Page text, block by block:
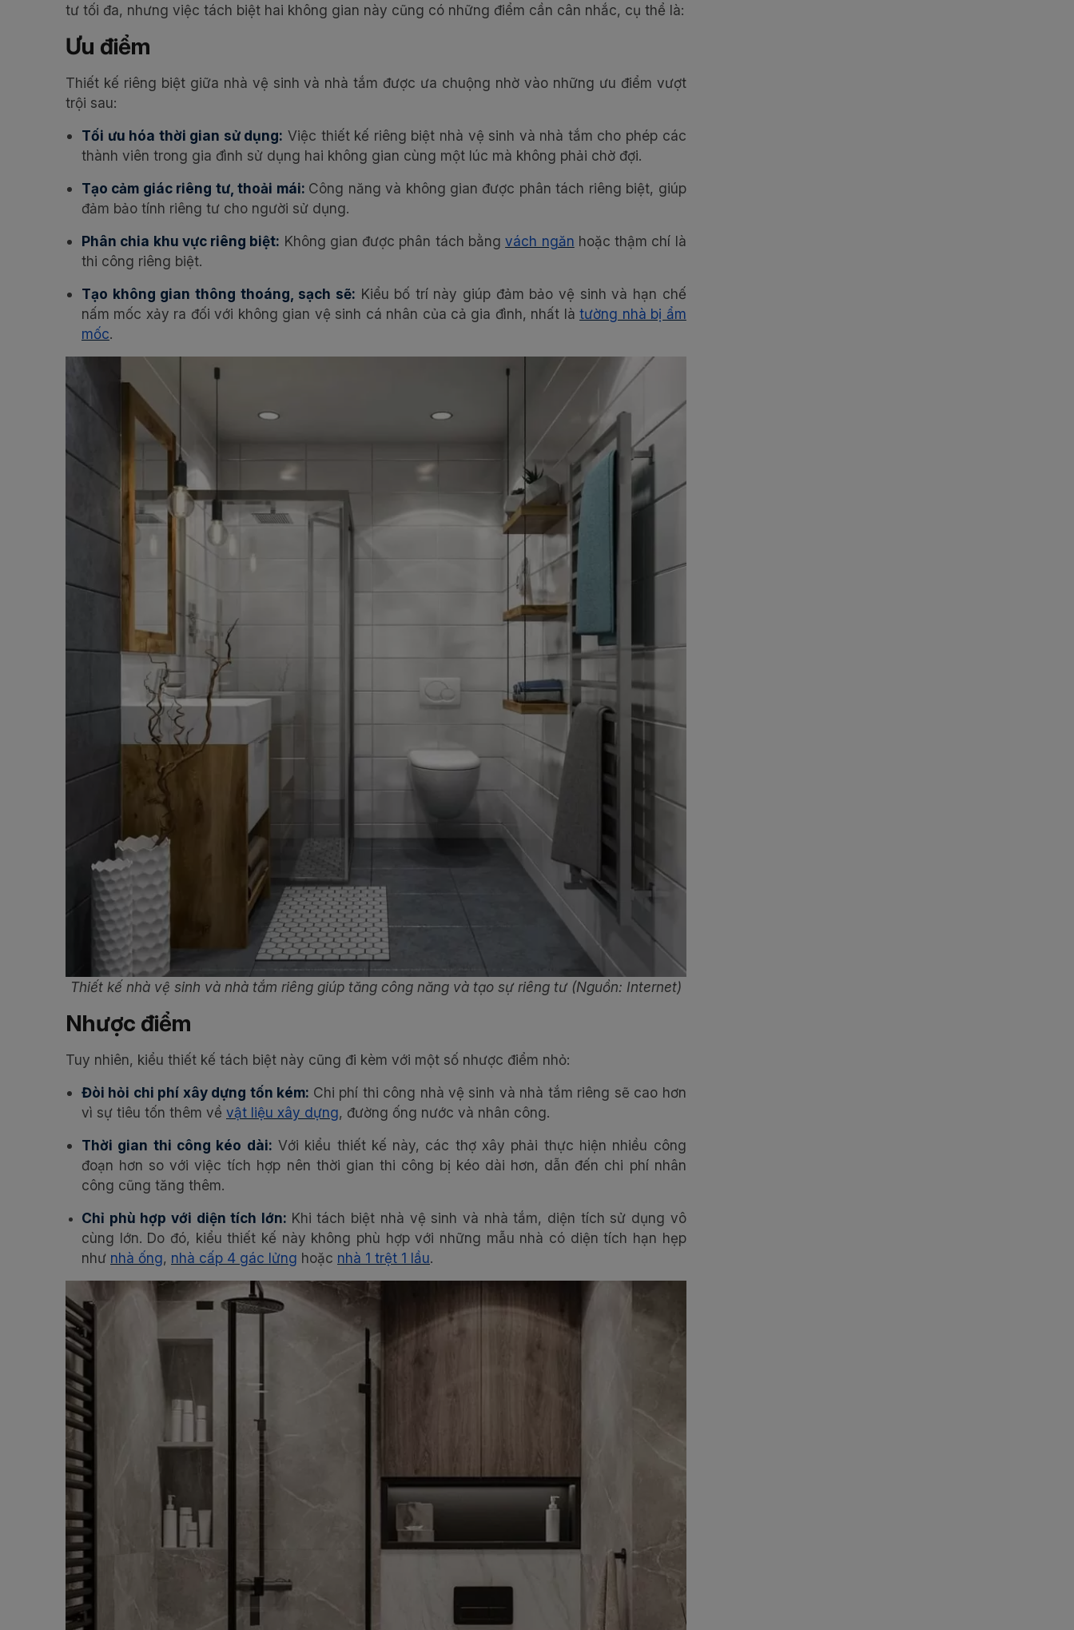
tư tối đa, nhưng việc tách biệt hai không gian này cũng có những điểm cần cân nhắc, cụ thể là:
Ưu điểm
Thiết kế riêng biệt giữa nhà vệ sinh và nhà tắm được ưa chuộng nhờ vào những ưu điểm vượt
trội sau:
Tối ưu hóa thời gian sử dụng: Việc thiết kế riêng biệt nhà vệ sinh và nhà tắm cho phép các
thành viên trong gia đình sử dụng hai không gian cùng một lúc mà không phải chờ đợi.
Tạo cảm giác riêng tư, thoải mái: Công năng và không gian được phân tách riêng biệt, giúp
đảm bảo tính riêng tư cho người sử dụng.
Phân chia khu vực riêng biệt: Không gian được phân tách bằngvách ngăn hoặc thậm chí là
thi công riêng biệt.
Tạo không gian thông thoáng, sạch sẽ: Kiểu bố trí này giúp đảm bảo vệ sinh và hạn chế
nấm mốc xảy ra đối với không gian vệ sinh cá nhân của cả gia đình, nhất làtường nhà bị ẩm
mốc.
Thiết kế nhà vệ sinh và nhà tắm riêng giúp tăng công năng và tạo sự riêng tư (Nguồn: Internet)
Nhược điểm
Tuy nhiên, kiểu thiết kế tách biệt này cũng đi kèm với một số nhược điểm nhỏ:
Đòi hỏi chi phí xây dựng tốn kém: Chi phí thi công nhà vệ sinh và nhà tắm riêng sẽ cao hơn
vì sự tiêu tốn thêm về vật liệu xây dựng, đường ống nước và nhân công.
Thời gian thi công kéo dài: Với kiểu thiết kế này, các thợ xây phải thực hiện nhiều công
đoạn hơn so với việc tích hợp nên thời gian thi công bị kéo dài hơn, dẫn đến chi phí nhân
công cũng tăng thêm.
Chỉ phù hợp với diện tích lớn: Khi tách biệt nhà vệ sinh và nhà tắm, diện tích sử dụng vô
cùng lớn. Do đó, kiểu thiết kế này không phù hợp với những mẫu nhà có diện tích hạn hẹp
như nhà ống, nhà cấp 4 gác lửng hoặc nhà 1 trệt 1 lầu.